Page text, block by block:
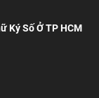
Ký Số Ở TP HCM